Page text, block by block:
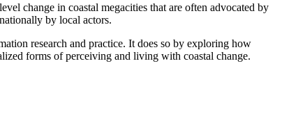
change in coastal megacities that are often advocated by
by local actors.
research and practice. It does so by exploring how
forms of perceiving and living with coastal change.